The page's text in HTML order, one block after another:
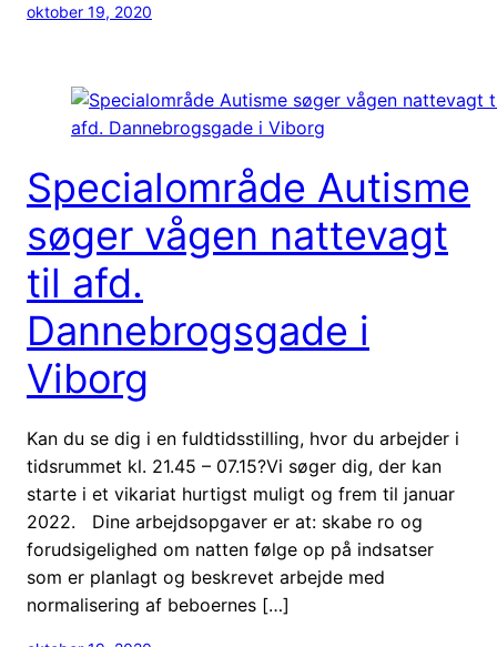
oktober 19, 2020
Specialområde Autisme
søger vågen nattevagt
til afd.
Dannebrogsgade i
Viborg
Kan du se dig i en fuldtidsstilling, hvor du arbejder i
tidsrummet kl. 21.45 – 07.15?Vi søger dig, der kan
starte i et vikariat hurtigst muligt og frem til januar
2022. Dine arbejdsopgaver er at: skabe ro og
forudsigelighed om natten følge op på indsatser
som er planlagt og beskrevet arbejde med
normalisering af beboernes […]